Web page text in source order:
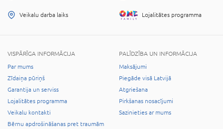
Veikalu darba laiks Lojalitātes programma
VISPĀRĪGA INFORMĀCIJA
Par mums
Zīdaiņa pūriņš
Garantija un serviss
Lojalitātes programma
Veikalu kontakti
Bērnu apdrošināšanas pret traumām
PALĪDZĪBA UN INFORMĀCIJA
Maksājumi
Piegāde visā Latvijā
Atgriešana
Pirkšanas nosacījumi
Sazinieties ar mums